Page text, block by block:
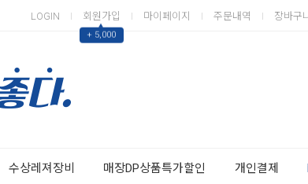
LOGIN 회원가입
▲
+ 5,000
마이페이지 주문내역 장바구니
수상레져장비 매장DP상품특가할인 개인결제